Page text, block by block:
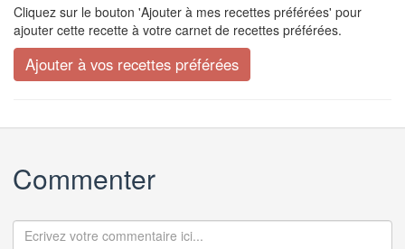
Cliquez sur le bouton 'Ajouter à mes recettes préférées' pour
ajouter cette recette à votre carnet de recettes préférées.
Commenter